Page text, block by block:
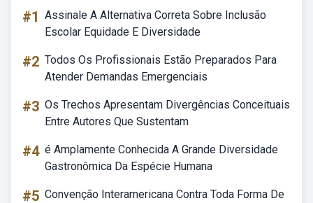
#1 Assinale A Alternativa Correta Sobre Inclusão
Escolar Equidade E Diversidade
#2 Todos Os Profissionais Estão Preparados Para
Atender Demandas Emergenciais
#3 Os Trechos Apresentam Divergências Conceituais
Entre Autores Que Sustentam
#4 é Amplamente Conhecida A Grande Diversidade
Gastronômica Da Espécie Humana
#5 Convenção Interamericana Contra Toda Forma De